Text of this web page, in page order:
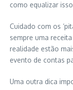
como equalizar
Cuidado com os
sempre uma
realidade estão
evento de contas
Uma outra dica